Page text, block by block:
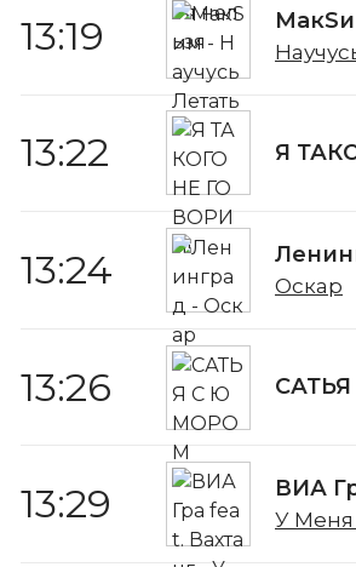
13:19
13:22 Я
13:24 Оскар
13:26
13:29 ВИА
У Меня